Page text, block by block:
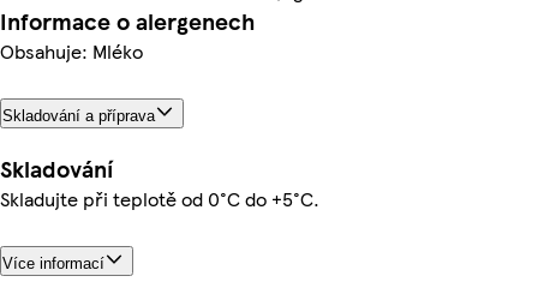
Informace o alergenech
Obsahuje: Mléko
Skladování a příprava
Skladování
Skladujte při teplotě od 0°C do +5°C.
Více informací